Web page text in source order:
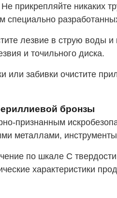
прикрепляйте никаких
лезвие в струю воды и
и точильного диска.
забивки очистите
бронзы
признанным
металлами,
по шкале С
характеристики